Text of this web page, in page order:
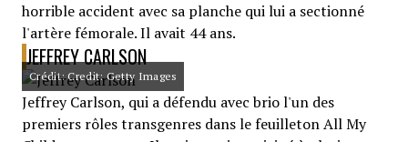
horrible accident avec sa planche qui lui a sectionné
l'artère fémorale. Il avait 44 ans.
JEFFREY CARLSON
Crédit: Credit: Getty Images
Jeffrey Carlson, qui a défendu avec brio l'un des
premiers rôles transgenres dans le feuilleton All My